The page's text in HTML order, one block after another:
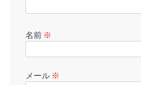
名前 ※
メール ※